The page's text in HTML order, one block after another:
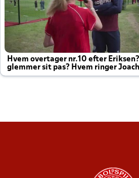
Hvem overtager nr.10 efter
glemmer sit pas? Hvem ringer
altid til efter kampe?